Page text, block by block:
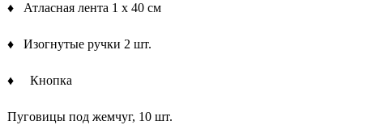
♦ Атласная лента 1 х 40 см
♦ Изогнутые ручки 2 шт.
♦ Кнопка
Пуговицы под жемчуг, 10 шт.